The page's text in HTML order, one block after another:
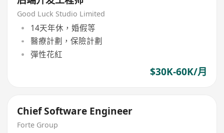
Good Luck Studio Limited
14天年休，婚假等
醫療計劃，保險計劃
彈性花紅
$30K-60K/月
Chief Software Engineer
Forte Group